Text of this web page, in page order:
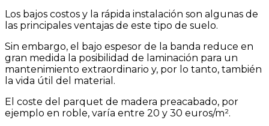
Los bajos costos y la rápida instalación son algunas de
las principales ventajas de este tipo de suelo.
Sin embargo, el bajo espesor de la banda reduce en
gran medida la posibilidad de laminación para un
mantenimiento extraordinario y, por lo tanto, también
la vida útil del material.
El coste del parquet de madera preacabado, por
ejemplo en roble, varía entre 20 y 30 euros/m².